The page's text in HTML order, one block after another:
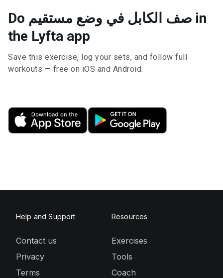
Do صف الكابل في وضع مستقيم in
the Lyfta app
Save this exercise, log your sets, and follow full
workouts — free on iOS and Android.
Help and Support
Contact us
Privacy
Terms
Resources
Exercises
Tools
Coach